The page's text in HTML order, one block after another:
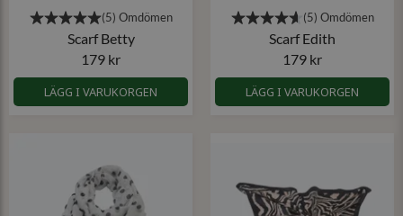
Scarf Betty
179 kr
LÄGG I VARUKORGEN
Scarf Edith
179 kr
LÄGG I VARUKORGEN